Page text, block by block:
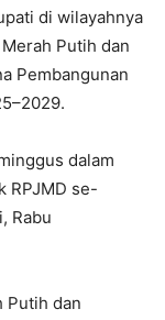
di wilayahnya
Putih dan
Pembangunan
dalam
RPJMD se-
Rabu
Putih dan